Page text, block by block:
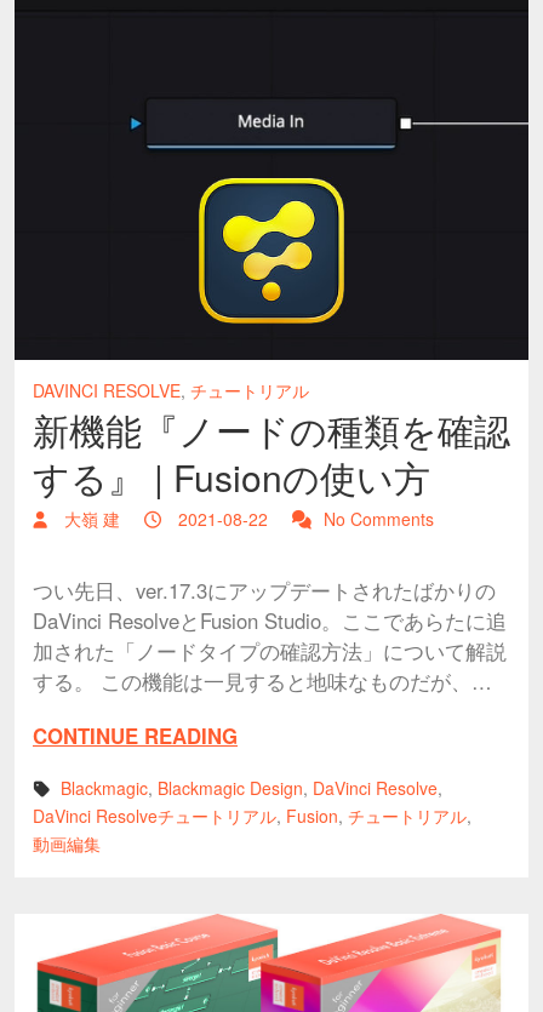
DAVINCI RESOLVE, チュートリアル
新機能『ノードの種類を確認
する』 | Fusionの使い方
大嶺 建 2021-08-22 No Comments
つい先日、ver.17.3にアップデートされたばかりの
DaVinci ResolveとFusion Studio。ここであらたに追
加された「ノードタイプの確認方法」について解説
する。 この機能は一見すると地味なものだが、…
CONTINUE READING
Blackmagic, Blackmagic Design, DaVinci Resolve,
DaVinci Resolveチュートリアル, Fusion, チュートリアル,
動画編集